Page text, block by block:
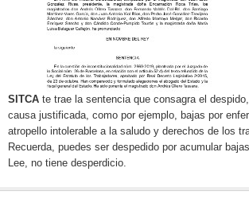
SITCA te trae la sentencia que consagra el
causa justificada, como por ejemplo, bajas por
atropello intolerable a la saludo y derechos de los
Recuerda, puedes ser despedido por acumular
Lee, no tiene desperdicio.